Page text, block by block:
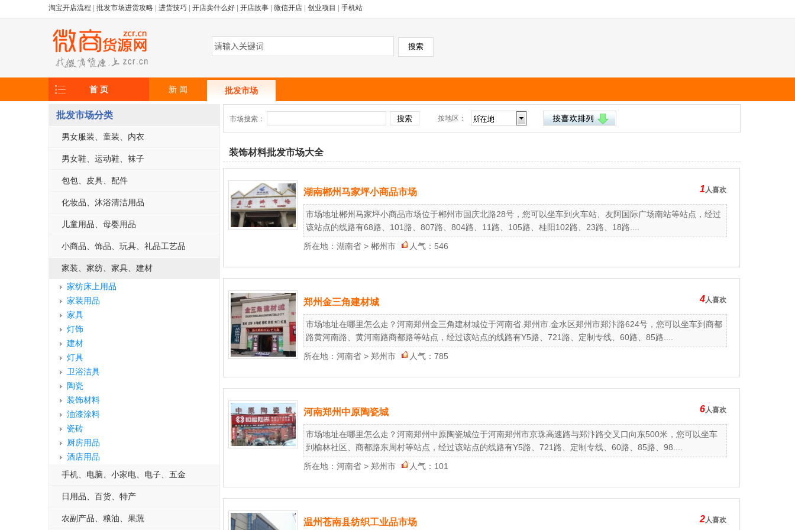
淘宝开店流程 批发市场进货攻略 进货技巧 开店卖什么好 开店故事 微信开店 创业项目 手机站
首 页 新 闻 批发市场
批发市场分类
男女服装、童装、内衣
男女鞋、运动鞋、袜子
包包、皮具、配件
化妆品、沐浴清洁用品
儿童用品、母婴用品
小商品、饰品、玩具、礼品工艺品
家装、家纺、家具、建材
家纺床上用品
家装用品
家具
灯饰
建材
灯具
卫浴洁具
陶瓷
装饰材料
油漆涂料
瓷砖
厨房用品
酒店用品
手机、电脑、小家电、电子、五金
日用品、百货、特产
农副产品、粮油、果蔬
市场搜索： 按地区：
装饰材料批发市场大全
湖南郴州马家坪小商品市场 1人喜欢
市场地址郴州马家坪小商品市场位于郴州市国庆北路28号，您可以坐车到火车站、友阿国际广场南站等站点，经过
该站点的线路有68路、101路、807路、804路、11路、105路、桂阳102路、23路、18路....
所在地： 湖南省 > 郴州市 人气：546
郑州金三角建材城 4人喜欢
市场地址在哪里怎么走？河南郑州金三角建材城位于河南省.郑州市.金水区郑州市郑汴路624号，您可以坐车到商都
路黄河南路、黄河南路商都路等站点，经过该站点的线路有Y5路、721路、定制专线、60路、85路....
所在地： 河南省 > 郑州市 人气：785
河南郑州中原陶瓷城 6人喜欢
市场地址在哪里怎么走？河南郑州中原陶瓷城位于河南郑州市京珠高速路与郑汴路交叉口向东500米，您可以坐车
到榆林社区、商都路东周村等站点，经过该站点的线路有Y5路、721路、定制专线、60路、85路、98....
所在地： 河南省 > 郑州市 人气：101
温州苍南县纺织工业品市场 2人喜欢